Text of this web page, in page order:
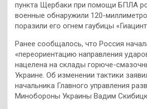
пункта Щербаки при помощи БПЛА
военные обнаружили 120-
поразили его огнем гаубицы
Ранее сообщалось, что Россия
«переориентацию направления
нацелена на склады горюче-
Украине. Об изменении тактики
начальника Главного управления
Минобороны Украины Вадим